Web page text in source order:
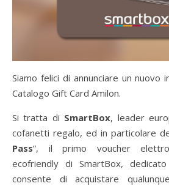
Siamo felici di annunciare un nuovo
Catalogo Gift Card Amilon.
Si tratta di SmartBox, leader
cofanetti regalo, ed in particolare
Pass”, il primo voucher
ecofriendly di SmartBox,
consente di acquistare